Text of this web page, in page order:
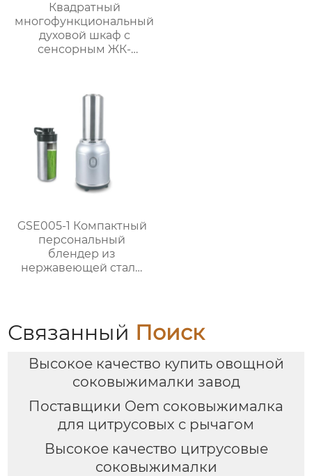
Квадратный
многофункциональный
духовой шкаф с
сенсорным ЖК-
GSE005-1 Компактный
персональный
блендер из
нержавеющей стали
Связанный Поиск
Высокое качество купить овощной
соковыжималки завод
Поставщики Oem соковыжималка
для цитрусовых с рычагом
Высокое качество цитрусовые
соковыжималки